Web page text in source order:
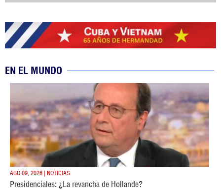
EN EL MUNDO
AGO 09, 2026 | NOTICIAS
Presidenciales: ¿La revancha de Hollande?